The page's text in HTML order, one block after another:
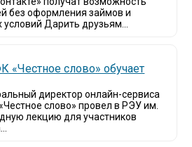
без оформления займов и
Дарить друзьям...
слово» обучает
директор онлайн-сервиса
слово» провел в РЭУ им.
лекцию для участников